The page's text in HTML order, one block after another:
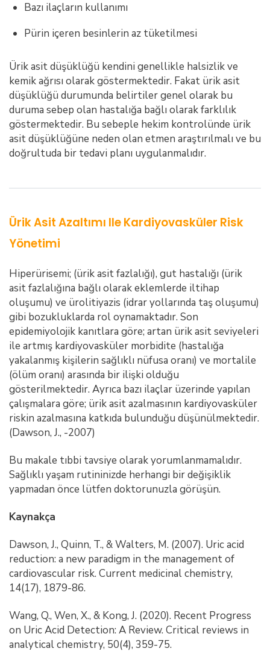
Bazı ilaçların kullanımı
Pürin içeren besinlerin az tüketilmesi
Ürik asit düşüklüğü kendini genellikle halsizlik ve
kemik ağrısı olarak göstermektedir. Fakat ürik asit
düşüklüğü durumunda belirtiler genel olarak bu
duruma sebep olan hastalığa bağlı olarak farklılık
göstermektedir. Bu sebeple hekim kontrolünde ürik
asit düşüklüğüne neden olan etmen araştırılmalı ve bu
doğrultuda bir tedavi planı uygulanmalıdır.
Ürik Asit Azaltımı Ile Kardiyovasküler Risk
Yönetimi
Hiperürisemi; (ürik asit fazlalığı), gut hastalığı (ürik
asit fazlalığına bağlı olarak eklemlerde iltihap
oluşumu) ve ürolitiyazis (idrar yollarında taş oluşumu)
gibi bozukluklarda rol oynamaktadır. Son
epidemiyolojik kanıtlara göre; artan ürik asit seviyeleri
ile artmış kardiyovasküler morbidite (hastalığa
yakalanmış kişilerin sağlıklı nüfusa oranı) ve mortalile
(ölüm oranı) arasında bir ilişki olduğu
gösterilmektedir. Ayrıca bazı ilaçlar üzerinde yapılan
çalışmalara göre; ürik asit azalmasının kardiyovasküler
riskin azalmasına katkıda bulunduğu düşünülmektedir.
(Dawson, J., -2007)
Bu makale tıbbi tavsiye olarak yorumlanmamalıdır.
Sağlıklı yaşam rutininizde herhangi bir değişiklik
yapmadan önce lütfen doktorunuzla görüşün.
Kaynakça
Dawson, J., Quinn, T., & Walters, M. (2007). Uric acid
reduction: a new paradigm in the management of
cardiovascular risk. Current medicinal chemistry,
14(17), 1879-86.
Wang, Q., Wen, X., & Kong, J. (2020). Recent Progress
on Uric Acid Detection: A Review. Critical reviews in
analytical chemistry, 50(4), 359-75.